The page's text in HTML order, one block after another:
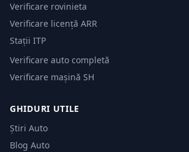
Verificare rovinieta
Verificare licență ARR
Stații ITP
Verificare auto completă
Verificare mașină SH
GHIDURI UTILE
Știri Auto
Blog Auto